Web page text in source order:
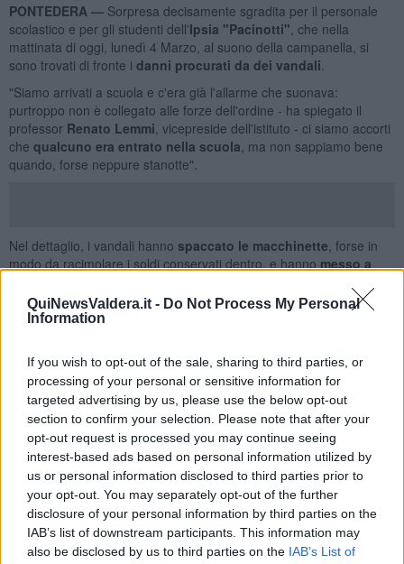
QuiNewsValdera.it - Do Not Process My Personal
Information
If you wish to opt-out of the sale, sharing to third parties, or
processing of your personal or sensitive information for
targeted advertising by us, please use the below opt-out
section to confirm your selection. Please note that after your
opt-out request is processed you may continue seeing
interest-based ads based on personal information utilized by
us or personal information disclosed to third parties prior to
your opt-out. You may separately opt-out of the further
disclosure of your personal information by third parties on the
IAB’s list of downstream participants. This information may
also be disclosed by us to third parties on the IAB’s List of
PONTEDERA — Sorpresa decisamente sgradita per il personale
scolastico e per gli studenti dell'Ipsia "Pacinotti" , che nella
mattinata di oggi, lunedì 4 Marzo, al suono della campanella, si
sono trovati di fronte i danni procurati da dei vandali
"Siamo arrivati a scuola e c'era già l'allarme che suonava:
purtroppo non è collegato alle forze dell'ordine - ha spiegato il
professor Renato Lemmi , vicepreside dell'istituto - ci siamo accorti
che qualcuno era entrato nella scuola , ma non sappiamo bene
quando, forse neppure stanotte".
Nel dettaglio, i vandali hanno spaccato le macchinette , forse in
modo da racimolare i soldi conservati dentro, e hanno messo a
presidenza. Inoltre, in un corridoio, è stato svuotato un
estintore.
ha avvertito immediatamente le famiglie, perchéi locali erano
inagibili al momento dell'ingresso. Quindi c'è stato il sopralluogo
delle forze dell'ordine ed è stata chiamata la ditta delle pulizie per
ripristinare il tutto".
Salvo ulteriori imprevisti,le lezioni saranno regolarigià nella
serata per permettere l'accesso degli studenti delle scuole
serali. Da domani, martedì 5 Marzo, le lezioni riprenderanno
regolarmente se non ci saranno nuovi avvisi.
"Cercheremo di mettere subito in pratica delle soluzioni operative,
anche attraverso l'ascolto attivo della dirigente scolastica, alla quale